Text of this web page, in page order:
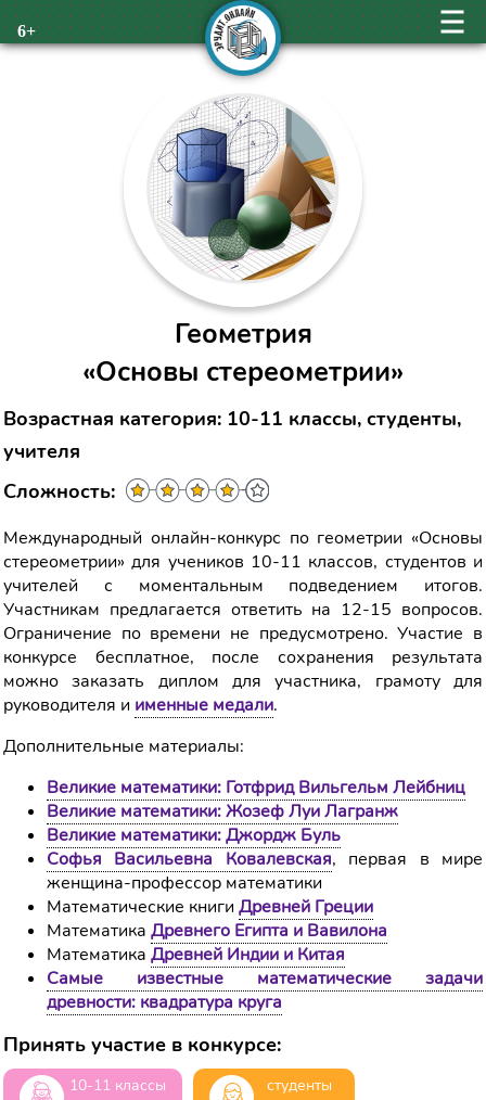
6+
Геометрия
«Основы стереометрии»
Возрастная категория: 10-11 классы, студенты,
учителя
Сложность:
Международный онлайн-конкурс по геометрии «Основы
стереометрии» для учеников 10-11 классов, студентов и
учителей с моментальным подведением итогов.
Участникам предлагается ответить на 12-15 вопросов.
Ограничение по времени не предусмотрено. Участие в
конкурсе бесплатное, после сохранения результата
можно заказать диплом для участника, грамоту для
руководителя и именные медали.
Дополнительные материалы:
Великие математики: Готфрид Вильгельм Лейбниц
Великие математики: Жозеф Луи Лагранж
Великие математики: Джордж Буль
Софья Васильевна Ковалевская, первая в мире
женщина-профессор математики
Математические книги Древней Греции
Математика Древнего Египта и Вавилона
Математика Древней Индии и Китая
Самые известные математические задачи
древности: квадратура круга
Принять участие в конкурсе:
10-11 классы студенты